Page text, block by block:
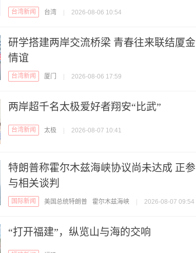
台湾新闻 台湾 2026-08-06 10:54
研学搭建两岸交流桥梁 青春往来联结厦金
情谊
台湾新闻 厦门 2026-08-06 17:59
两岸超千名太极爱好者翔安“比武”
台湾新闻 太极 2026-08-07 10:41
特朗普称霍尔木兹海峡协议尚未达成 正参
与相关谈判
国际新闻 美国总统特朗普 霍尔木兹海峡 2026-08-07 09:54
“打开福建”，纵览山与海的交响